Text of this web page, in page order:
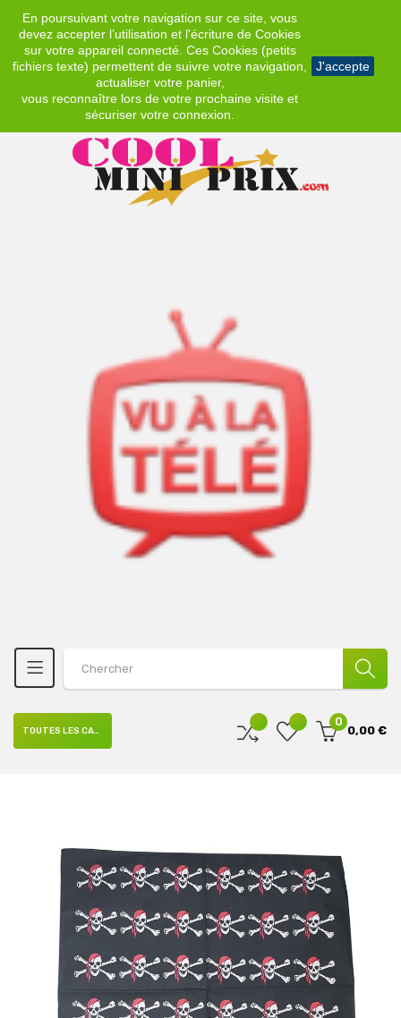
En poursuivant votre navigation sur ce site, vous
devez accepter l’utilisation et l'écriture de Cookies
sur votre appareil connecté. Ces Cookies (petits
fichiers texte) permettent de suivre votre navigation,
actualiser votre panier,
vous reconnaître lors de votre prochaine visite et
sécuriser votre connexion.
J'accepte
EUR
0
0,00 €
TOUTES LES CATÉGORIES